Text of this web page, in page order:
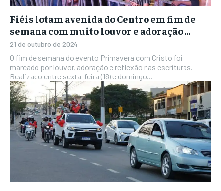
Fiéis lotam avenida do Centro em fim de
semana com muito louvor e adoração ...
21 de outubro de 2024
O fim de semana do evento Primavera com Cristo foi
marcado por louvor, adoração e reflexão nas escrituras.
Realizado entre sexta-feira (18) e domingo...